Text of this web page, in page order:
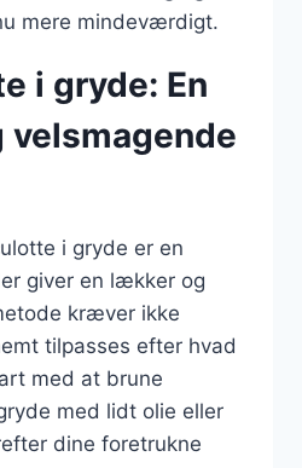
mere mindeværdigt.
i gryde: En
velsmagende
i gryde er en
giver en lækker og
kræver ikke
tilpasses efter hvad
med at brune
med lidt olie eller
dine foretrukne